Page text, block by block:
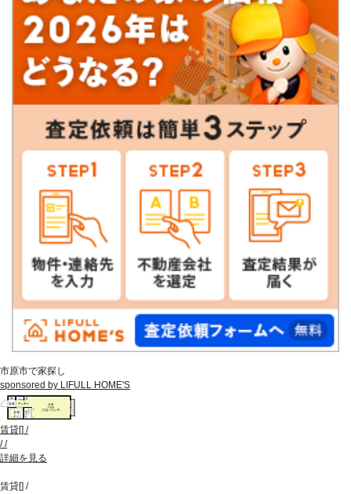
市原市で家探し
sponsored by LIFULL HOME'S
賃貸[] /
//
詳細を見る
賃貸[] /